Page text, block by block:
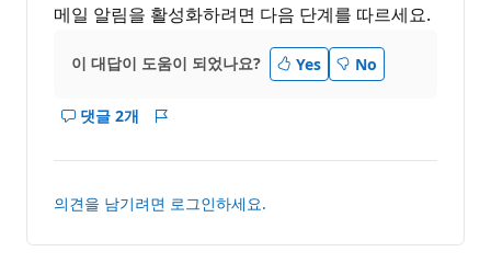
메일 알림을 활성화하려면 다음 단계를 따르세요.
이 대답이 도움이 되었나요? Yes No
댓글 2개
이
에
대
한
의견을 남기려면 로그인하세요.